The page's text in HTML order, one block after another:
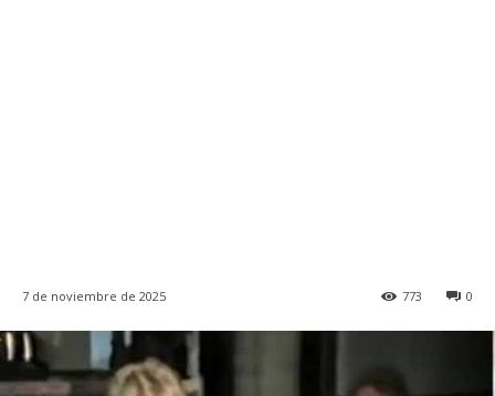
7 de noviembre de 2025 0
773